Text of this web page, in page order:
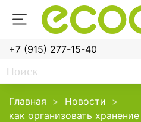
+7 (915) 277-15-40
Главная
Новости
как организовать